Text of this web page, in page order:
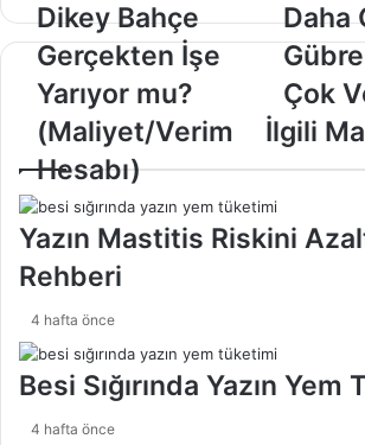
D
k
e
B
a
h
ç
e
e
e
k
e
Dikey Bahçe
Gerçekten İşe
Yarıyor mu?
(Maliyet/Verim
Hesabı)
D
h
a
Ç
o
b
a
Daha
Çok
İlgili
Yazın Mastitis Riskini
Rehberi
4 hafta önce
Besi Sığırında Yazın Yem
4 hafta önce